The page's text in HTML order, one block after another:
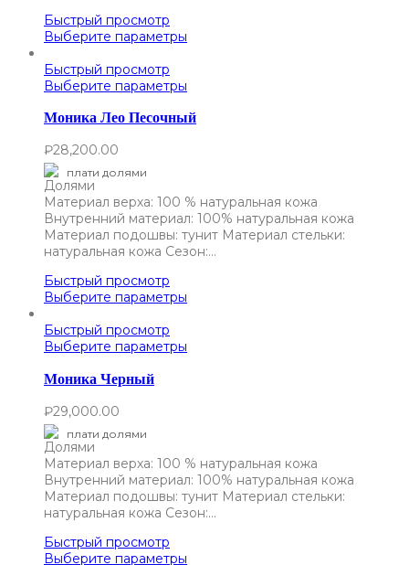
Быстрый просмотр
Выберите параметры
Быстрый просмотр
Выберите параметры
Моника Лео Песочный
₽28,200.00
плати долями
Материал верха: 100 % натуральная кожа
Внутренний материал: 100% натуральная кожа
Материал подошвы: тунит Материал стельки:
натуральная кожа Сезон:…
Быстрый просмотр
Выберите параметры
Быстрый просмотр
Выберите параметры
Моника Черный
₽29,000.00
плати долями
Материал верха: 100 % натуральная кожа
Внутренний материал: 100% натуральная кожа
Материал подошвы: тунит Материал стельки:
натуральная кожа Сезон:…
Быстрый просмотр
Выберите параметры